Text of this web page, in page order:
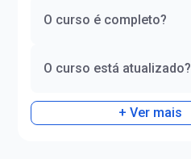
O curso é completo?
O curso está atualizado?
+ Ver mais